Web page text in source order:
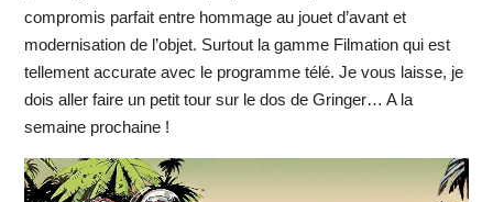
compromis parfait entre hommage au jouet d’avant et
modernisation de l’objet. Surtout la gamme Filmation qui est
tellement accurate avec le programme télé. Je vous laisse, je
dois aller faire un petit tour sur le dos de Gringer… A la
semaine prochaine !